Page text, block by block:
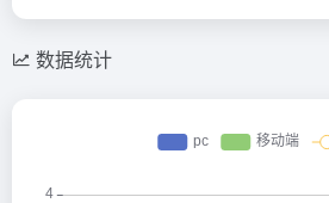
数据统计